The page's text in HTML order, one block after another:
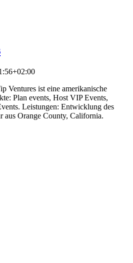
Ventures ist eine amerikanische
Plan events, Host VIP Events,
Leistungen: Entwicklung des
aus Orange County, California.